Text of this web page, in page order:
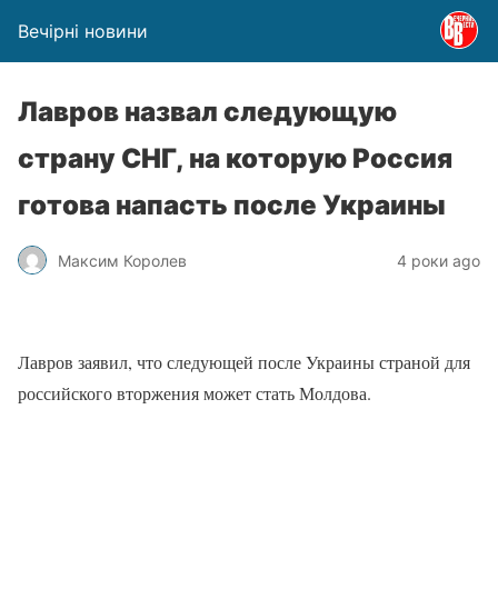
Вечірні новини
Лавров назвал следующую
страну СНГ, на которую Россия
готова напасть после Украины
Максим Королев 4 роки ago
Лавров заявил, что следующей после Украины страной для
российского вторжения может стать Молдова.